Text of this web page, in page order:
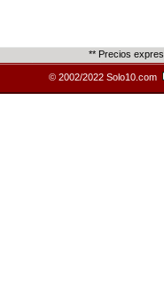
** Precios
© 2002/2022 Solo10.com